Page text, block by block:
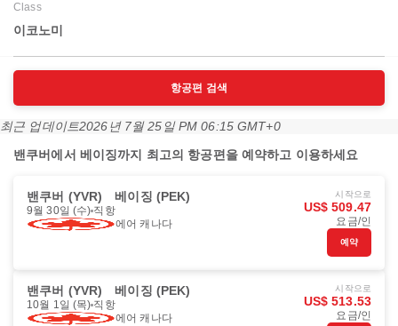
Class
이코노미
항공편 검색
최근 업데이트2026년 7월 25일 PM 06:15 GMT+0
밴쿠버에서 베이징까지 최고의 항공편을 예약하고 이용하세요
밴쿠버 (YVR) 베이징 (PEK)
9월 30일 (수) 직항
에어 캐나다
시작으로
US$ 509.47
요금/인
예약
밴쿠버 (YVR) 베이징 (PEK)
10월 1일 (목) 직항
에어 캐나다
시작으로
US$ 513.53
요금/인